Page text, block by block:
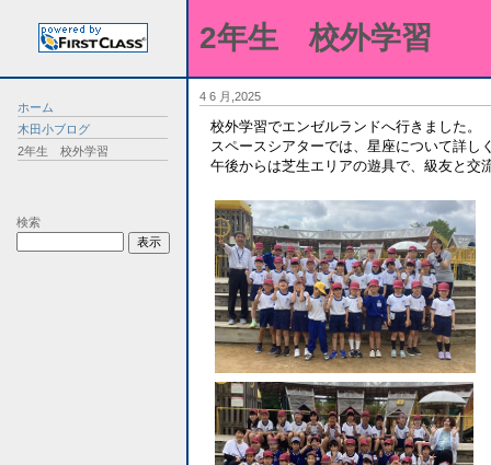
ホーム
木田小ブログ
2年生 校外学習
検索
2年生 校外学習
4 6 月,2025
校外学習でエンゼルランドへ行きました。
スペースシアターでは、星座について詳し
午後からは芝生エリアの遊具で、級友と交